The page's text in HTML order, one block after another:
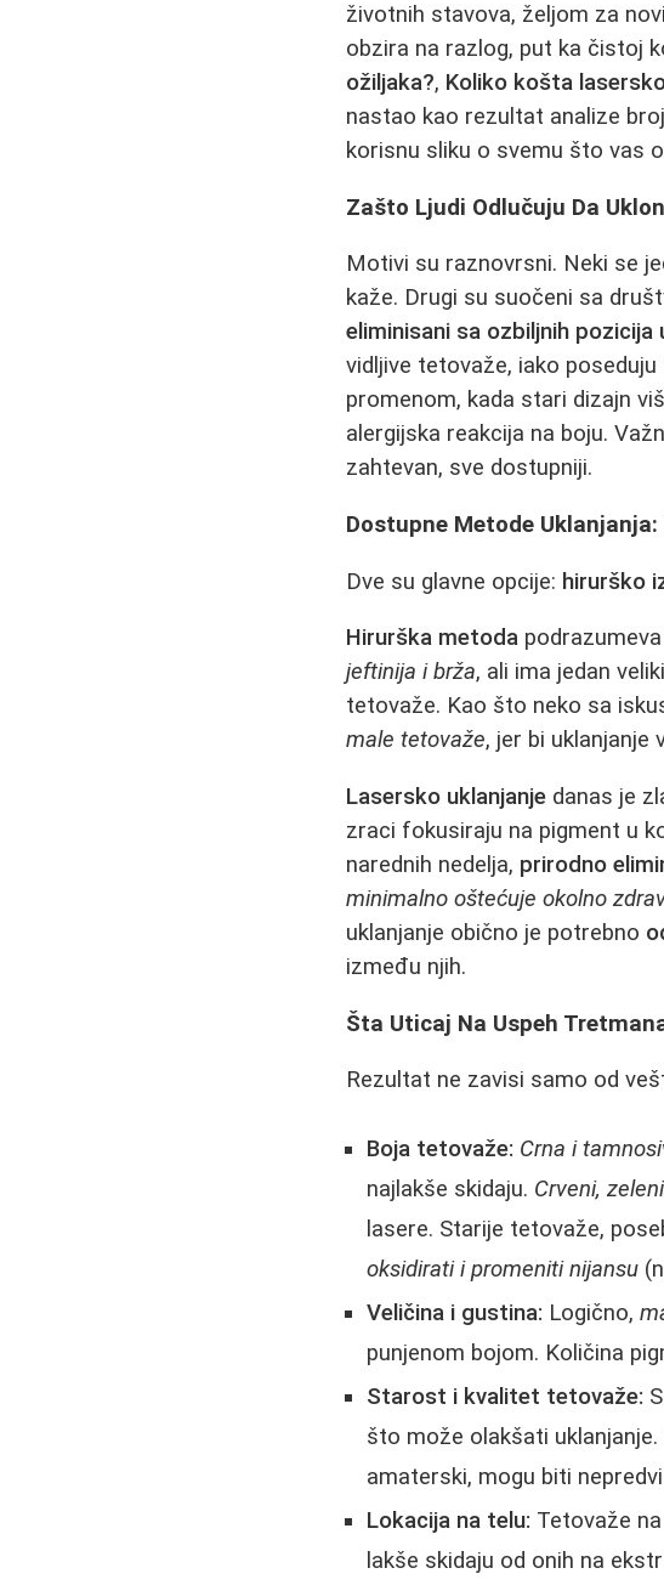
životnih stavova, željom za
obzira na razlog, put ka čistoj
ožiljaka?, Koliko košta
nastao kao rezultat analize
korisnu sliku o svemu što vas
Zašto Ljudi Odlučuju Da
Motivi su raznovrsni. Neki se
kaže. Drugi su suočeni sa
eliminisani sa ozbiljnih
vidljive tetovaže, iako
promenom, kada stari dizajn
alergijska reakcija na boju.
zahtevan, sve dostupniji.
Dostupne Metode
Dve su glavne opcije: hirurško
Hirurška metoda
jeftinija i brža, ali ima jedan
tetovaže. Kao što neko sa
male tetovaže, jer bi uklanjanje
Lasersko uklanjanje danas je
zraci fokusiraju na pigment u
narednih nedelja, prirodno
minimalno oštećuje okolno
uklanjanje obično je potrebno
između njih.
Šta Uticaj Na Uspeh
Rezultat ne zavisi samo od
Boja tetovaže: Crna i
najlakše skidaju. Crveni,
lasere. Starije tetovaže,
oksidirati i promeniti nijansu
Veličina i gustina: Logično,
punjenom bojom. Količina
Starost i kvalitet tetovaže:
što može olakšati
amaterski, mogu biti
Lokacija na telu: Tetovaže
lakše skidaju od onih na